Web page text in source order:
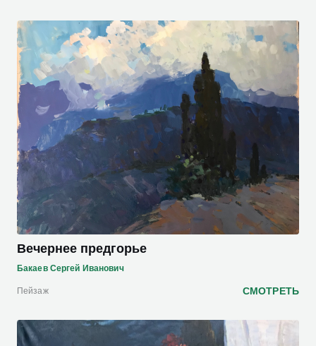
Вечернее предгорье
Бакаев Сергей Иванович
Пейзаж СМОТРЕТЬ